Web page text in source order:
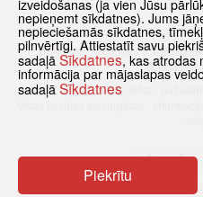
Sākums Jaunumi Biežāk
Sīkdatnes
© 2021 Rīgas valstspilsētas
Pārslēgties
izveidošanas (ja vien Jūsu
nepieņemt sīkdatnes). Jums
nepieciešamās sīkdatnes,
pilnvērtīgi. Attiestatīt savu
sadaļā Sīkdatnes, kas atrodas
informācija par mājaslapas
sadaļā Sīkdatnes
Piekrītu